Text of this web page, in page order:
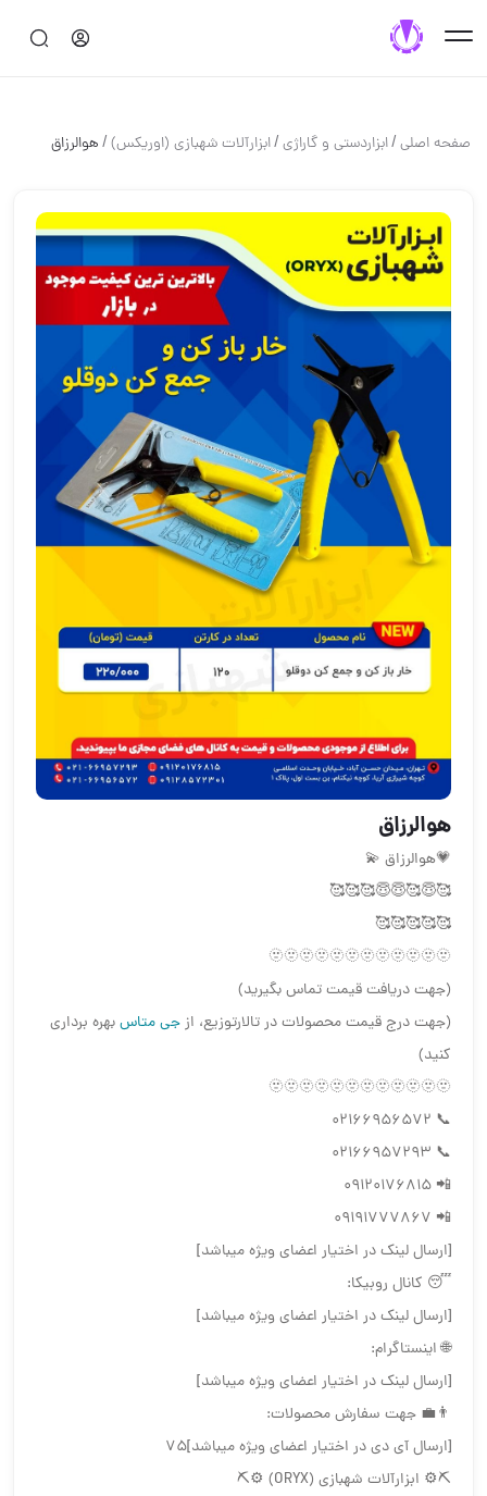
صفحه اصلی/ابزاردستی و گاراژی/ابزارآلات شهبازی (اوریکس)/هوالرزاق
هوالرزاق
💗هوالرزاق 💫
🥰😇🥰😇😇🥰🥰🥰
🥰🥰🥰🥰🥰
🫥🫥🫥🫥🫥🫥🫥🫥🫥🫥🫥🫥
(جهت دریافت قیمت تماس بگیرید)
(جهت درج قیمت محصولات در تالارتوزیع، ازجی متاسبهره برداری
کنید)
🫥🫥🫥🫥🫥🫥🫥🫥🫥🫥🫥🫥
📞 02166956572
📞 02166957293
📲 09120176815
📲 09191777867
[ارسال لینک در اختیار اعضای ویژه میباشد]
😴 کانال روبیکا:
[ارسال لینک در اختیار اعضای ویژه میباشد]
🌐 اینستاگرام:
[ارسال لینک در اختیار اعضای ویژه میباشد]
👨‍💼 جهت سفارش محصولات:
[ارسال آی دی در اختیار اعضای ویژه میباشد]75
⛏⚙️ ابزارآلات شهبازی (ORYX) ⚙️⛏